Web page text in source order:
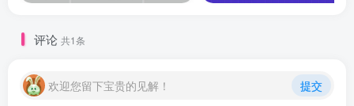
评论 共1条
欢迎您留下宝贵的见解！ 提交